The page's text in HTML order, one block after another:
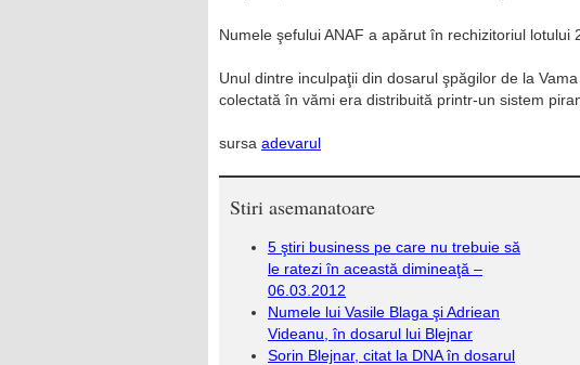
Numele şefului ANAF a apărut în rechizitoriul
Unul dintre inculpaţii din dosarul şpăgilor de la
colectată în vămi era distribuită printr-un sistem
sursa adevarul
Stiri asemanatoare
5 ştiri business pe care nu trebuie să
le ratezi în această dimineaţă –
06.03.2012
Numele lui Vasile Blaga şi Adriean
Videanu, în dosarul lui Blejnar
Sorin Blejnar, citat la DNA în dosarul